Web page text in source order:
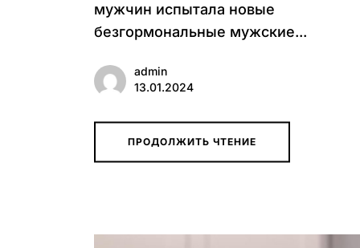
мужчин испытала новые
безгормональные мужские...
admin
13.01.2024
ПРОДОЛЖИТЬ ЧТЕНИЕ